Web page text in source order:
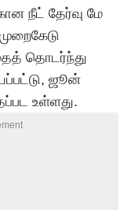
நீட் தேர்வு மே
தொடர்ந்து
ஜூன்
உள்ளது.